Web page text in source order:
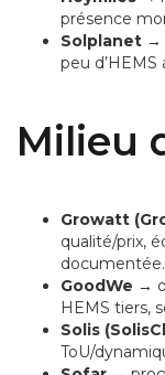
présence
Solplanet →
peu d’HEMS
Milieu
Growatt
qualité/prix,
documentée.
GoodWe →
HEMS tiers,
Solis
ToU/